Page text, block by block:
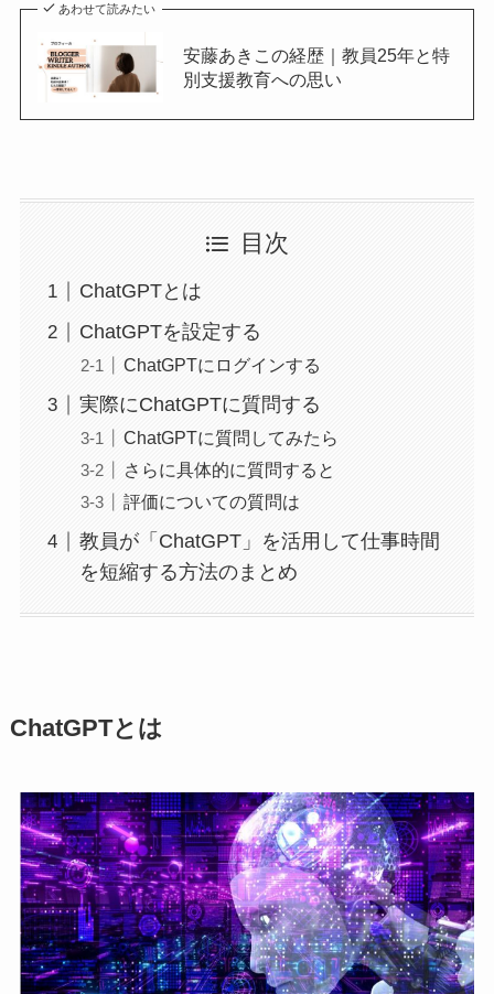
あわせて読みたい
安藤あきこの経歴｜教員25年と特
別支援教育への思い
目次
ChatGPTとは
ChatGPTを設定する
ChatGPTにログインする
実際にChatGPTに質問する
ChatGPTに質問してみたら
さらに具体的に質問すると
評価についての質問は
教員が「ChatGPT」を活用して仕事時間
を短縮する方法のまとめ
ChatGPTとは